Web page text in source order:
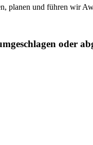
planen und führen wir
oder